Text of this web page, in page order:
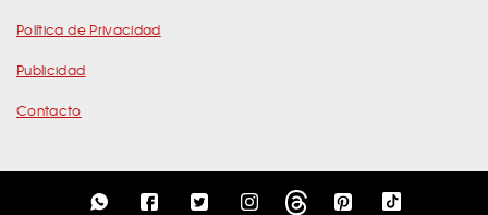
Política de Privacidad
Publicidad
Contacto